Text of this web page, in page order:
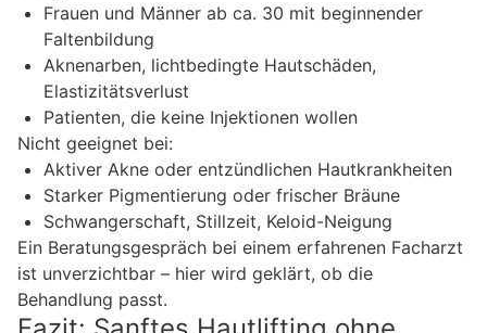
Frauen und Männer ab ca. 30 mit beginnender
Faltenbildung
Aknenarben, lichtbedingte Hautschäden,
Elastizitätsverlust
Patienten, die keine Injektionen wollen
Nicht geeignet bei:
Aktiver Akne oder entzündlichen Hautkrankheiten
Starker Pigmentierung oder frischer Bräune
Schwangerschaft, Stillzeit, Keloid-Neigung
Ein Beratungsgespräch bei einem erfahrenen Facharzt
ist unverzichtbar – hier wird geklärt, ob die
Behandlung passt.